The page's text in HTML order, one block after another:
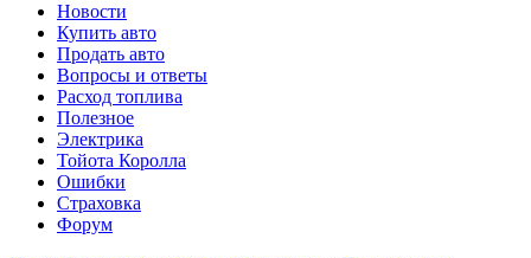
Новости
Купить авто
Продать авто
Вопросы и ответы
Расход топлива
Полезное
Электрика
Тойота Королла
Ошибки
Страховка
Форум